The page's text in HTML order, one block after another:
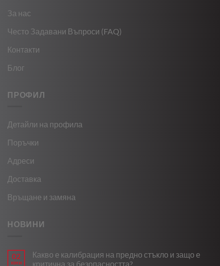
За нас
Често Задавани Въпроси (FAQ)
Контакти
Блог
ПРОФИЛ
Детайли на профила
Поръчки
Адреси
Доставка
Връщане и замяна
НОВИНИ
02
юни
Какво е калибрация на предно стъкло и защо е
критична за безопасността?